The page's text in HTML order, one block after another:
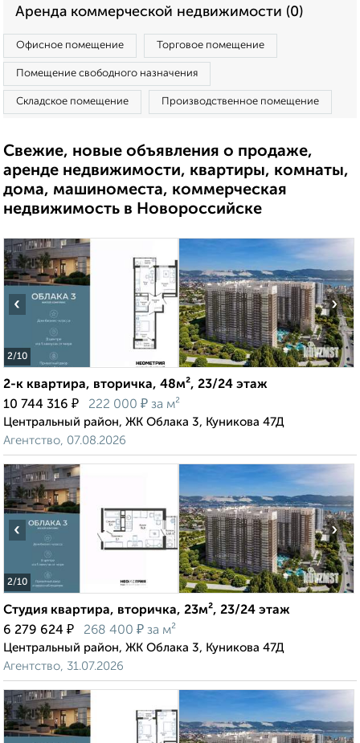
Аренда коммерческой недвижимости (0)
Офисное помещение Торговое помещение
Помещение свободного назначения
Складское помещение Производственное помещение
Свежие, новые объявления о продаже,
аренде недвижимости, квартиры, комнаты,
дома, машиноместа, коммерческая
недвижимость в Новороссийске
2/10
‹ ›
2-к квартира, вторичка, 48м², 23/24 этаж
10 744 316 ₽ 222 000 ₽ за м²
Центральный район, ЖК Облака 3, Куникова 47Д
Агентство, 07.08.2026
2/10
‹ ›
Студия квартира, вторичка, 23м², 23/24 этаж
6 279 624 ₽ 268 400 ₽ за м²
Центральный район, ЖК Облака 3, Куникова 47Д
Агентство, 31.07.2026